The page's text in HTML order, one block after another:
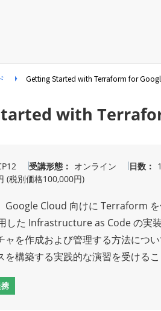
Getting Started with Terraform for
with
受講形態 オンライン 日数
(税別価格100,000円)
Google Cloud 向けに Terraform
た Infrastructure as Code の実
ャを作成および管理する方法につ
構築する実践的な演習を受けるこ